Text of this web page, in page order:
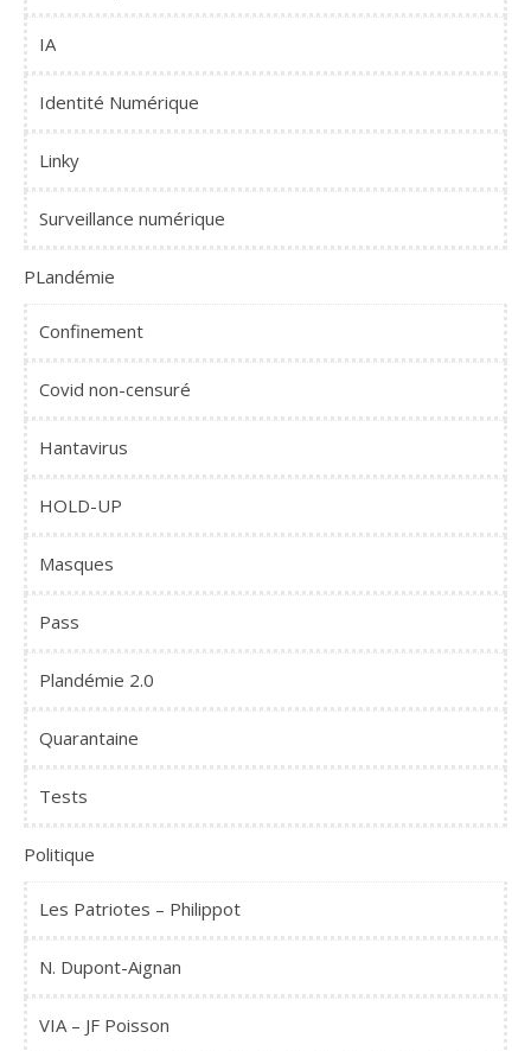
IA
Identité Numérique
Linky
Surveillance numérique
PLandémie
Confinement
Covid non-censuré
Hantavirus
HOLD-UP
Masques
Pass
Plandémie 2.0
Quarantaine
Tests
Politique
Les Patriotes – Philippot
N. Dupont-Aignan
VIA – JF Poisson